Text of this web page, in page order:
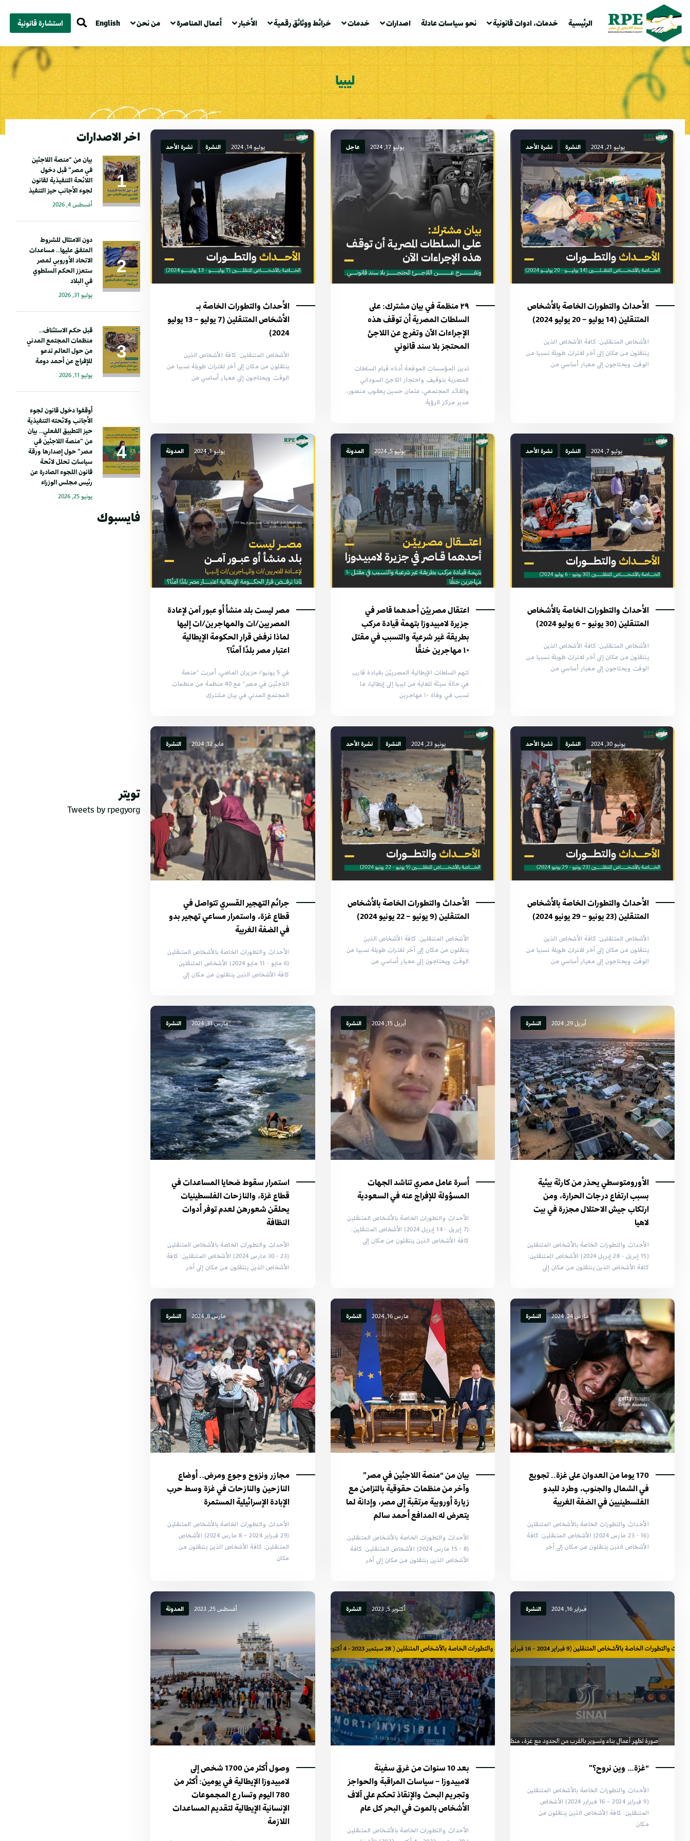
الرئيسية خدمات، ادوات قانونية نحو سياسات عادلة اصدارات خدمات خرائط ووثائق رقمية الأخبار أعمال المناصرة من نحن English استشارة قانونية
ليبيا
يوليو 21, 2024 النشرة نشرة الأحد
الأحداث والتطورات الخاصة بالأشخاص
المتنقلين (14 يوليو – 20 يوليو 2024)
الأشخاص المتنقلين: كافة الأشخاص الذين
ينتقلون من مكان إلى آخر لفترات طويلة نسبيا من
الوقت ويحتاجون إلى معيار أساسي من
يوليو 17, 2024 عاجل
٢٩ منظمة في بيان مشترك: على
السلطات المصرية أن توقف هذه
الإجراءات الآن وتفرج عن اللاجئ
المحتجز بلا سند قانوني
تدين المؤسسات الموقعة أدناه قيام السلطات
المصرية بتوقيف واحتجاز اللاجئ السوداني
والقائد المجتمعي، عثمان حسين يعقوب منصور،
مدير مركز الرؤية
يوليو 14, 2024 النشرة نشرة الأحد
الأحداث والتطورات الخاصة بـ
الأشخاص المتنقلين (7 يوليو – 13 يوليو
2024)
الأشخاص المتنقلين: كافة الأشخاص الذين
ينتقلون من مكان إلى آخر لفترات طويلة نسبيا من
الوقت ويحتاجون إلى معيار أساسي من
يوليو 7, 2024 النشرة نشرة الأحد
الأحداث والتطورات الخاصة بالأشخاص
المتنقلين (30 يونيو – 6 يوليو 2024)
الأشخاص المتنقلين: كافة الأشخاص الذين
ينتقلون من مكان إلى آخر لفترات طويلة نسبيا من
الوقت ويحتاجون إلى معيار أساسي من
يوليو 5, 2024 المدونة
اعتقال مصرييْن أحدهما قاصر في
جزيرة لامبيدوزا بتهمة قيادة مركب
بطريقة غير شرعية والتسبب في مقتل
١٠ مهاجرين خنقًا
تتهم السلطات الإيطالية المصرييْن بقيادة قارب
في حالة سيئة للغاية من ليبيا إلى إيطاليا، ما
تسبب في وفاة ١٠ مهاجرين
يوليو 1, 2024 المدونة
مصر ليست بلد منشأ أو عبور آمن لإعادة
المصريين/ات والمهاجرين/ات إليها
لماذا نرفض قرار الحكومة الإيطالية
اعتبار مصر بلدًا آمنًا؟
في 5 يونيو/ حزيران الماضي، أعربت "منصة
اللاجئين في مصر" مع 40 منظمة من منظمات
المجتمع المدني في بيان مشترك
يونيو 30, 2024 النشرة نشرة الأحد
الأحداث والتطورات الخاصة بالأشخاص
المتنقلين (23 يونيو – 29 يونيو 2024)
الأشخاص المتنقلين: كافة الأشخاص الذين
ينتقلون من مكان إلى آخر لفترات طويلة نسبيا من
الوقت ويحتاجون إلى معيار أساسي من
يونيو 23, 2024 النشرة نشرة الأحد
الأحداث والتطورات الخاصة بالأشخاص
المتنقلين (9 يونيو – 22 يونيو 2024)
الأشخاص المتنقلين: كافة الأشخاص الذين
ينتقلون من مكان إلى آخر لفترات طويلة نسبيا من
الوقت ويحتاجون إلى معيار أساسي من
مايو 12, 2024 النشرة
جرائم التهجير القسري تتواصل في
قطاع غزة، واستمرار مساعي تهجير بدو
في الضفة الغربية
الأحداث والتطورات الخاصة بالأشخاص المتنقلين
(6 مايو - 11 مايو 2024) الأشخاص المتنقلين:
كافة الأشخاص الذين ينتقلون من مكان إلى
أبريل 29, 2024 النشرة
الأورومتوسطي يحذر من كارثة بيئية
بسبب ارتفاع درجات الحرارة، ومن
ارتكاب جيش الاحتلال مجزرة في بيت
لاهيا
الأحداث والتطورات الخاصة بالأشخاص المتنقلين
(15 إبريل - 28 إبريل 2024) الأشخاص المتنقلين:
كافة الأشخاص الذين ينتقلون من مكان إلى
أبريل 15, 2024 النشرة
أسرة عامل مصري تناشد الجهات
المسؤولة للإفراج عنه في السعودية
الأحداث والتطورات الخاصة بالأشخاص المتنقلين
(7 إبريل - 14 إبريل 2024) الأشخاص المتنقلين:
كافة الأشخاص الذين ينتقلون من مكان إلى
مارس 31, 2024 النشرة
استمرار سقوط ضحايا المساعدات في
قطاع غزة، والنازحات الفلسطينيات
يحلقن شعورهن لعدم توفر أدوات
النظافة
الأحداث والتطورات الخاصة بالأشخاص المتنقلين
(23 - 30 مارس 2024) الأشخاص المتنقلين: كافة
الأشخاص الذين ينتقلون من مكان إلى آخر
مارس 24, 2024 النشرة
170 يوما من العدوان على غزة.. تجويع
في الشمال والجنوب، وطرد للبدو
الفلسطينيين في الضفة الغربية
الأحداث والتطورات الخاصة بالأشخاص المتنقلين
(16 - 23 مارس 2024) الأشخاص المتنقلين: كافة
الأشخاص الذين ينتقلون من مكان إلى آخر
مارس 16, 2024 النشرة
بيان من “منصة اللاجئين في مصر”
وآخر من منظمات حقوقية بالتزامن مع
زيارة أوروبية مرتقبة إلى مصر، وإدانة لما
يتعرض له المدافع أحمد سالم
الأحداث والتطورات الخاصة بالأشخاص المتنقلين
(8 - 15 مارس 2024) الأشخاص المتنقلين: كافة
الأشخاص الذين ينتقلون من مكان إلى آخر
مارس 8, 2024 النشرة
مجازر ونزوح وجوع ومرض.. أوضاع
النازحين والنازحات في غزة وسط حرب
الإبادة الإسرائيلية المستمرة
الأحداث والتطورات الخاصة بالأشخاص المتنقلين
(29 فبراير 2024 – 8 مارس 2024) الأشخاص
المتنقلين: كافة الأشخاص الذين ينتقلون من
مكان
فبراير 16, 2024 النشرة
“غزة… وين نروح؟”
الأحداث والتطورات الخاصة بالأشخاص المتنقلين
(9 فبراير 2024 – 16 فبراير 2024) الأشخاص
المتنقلين: كافة الأشخاص الذين ينتقلون من
مكان
أكتوبر 5, 2023 النشرة
بعد 10 سنوات من غرق سفينة
لامبيدوزا – سياسات المراقبة والحواجز
وتجريم البحث والإنقاذ تحكم على آلاف
الأشخاص بالموت في البحر كل عام
الأحداث والتطورات الخاصة بالأشخاص المتنقلين
أغسطس 25, 2023 المدونة
وصول أكثر من 1700 شخص إلى
لامبيدوزا الإيطالية في يومين: أكثر من
780 اليوم وتسارع المجموعات
الإنسانية الإيطالية لتقديم المساعدات
اللازمة
اخر الاصدارات
بيان من “منصة اللاجئين
في مصر” قبل دخول
اللائحة التنفيذية لقانون
لجوء الأجانب حيز التنفيذ
أغسطس 4, 2026
دون الامتثال للشروط
المتفق عليها.. مساعدات
الاتحاد الأوروبي لمصر
ستعزز الحكم السلطوي
في البلاد
يوليو 31, 2026
قبل حكم الاستئناف..
منظمات المجتمع المدني
من حول العالم تدعو
للإفراج عن أحمد دومة
يوليو 11, 2026
أوقفوا دخول قانون لجوء
الأجانب ولائحته التنفيذية
حيز التطبيق الفعلي.. بيان
من “منصة اللاجئين في
مصر” حول إصدارها ورقة
سياسات تحلل لائحة
قانون اللجوء الصادرة عن
رئيس مجلس الوزراء
يونيو 25, 2026
فايسبوك
تويتر
Tweets by rpegyorg